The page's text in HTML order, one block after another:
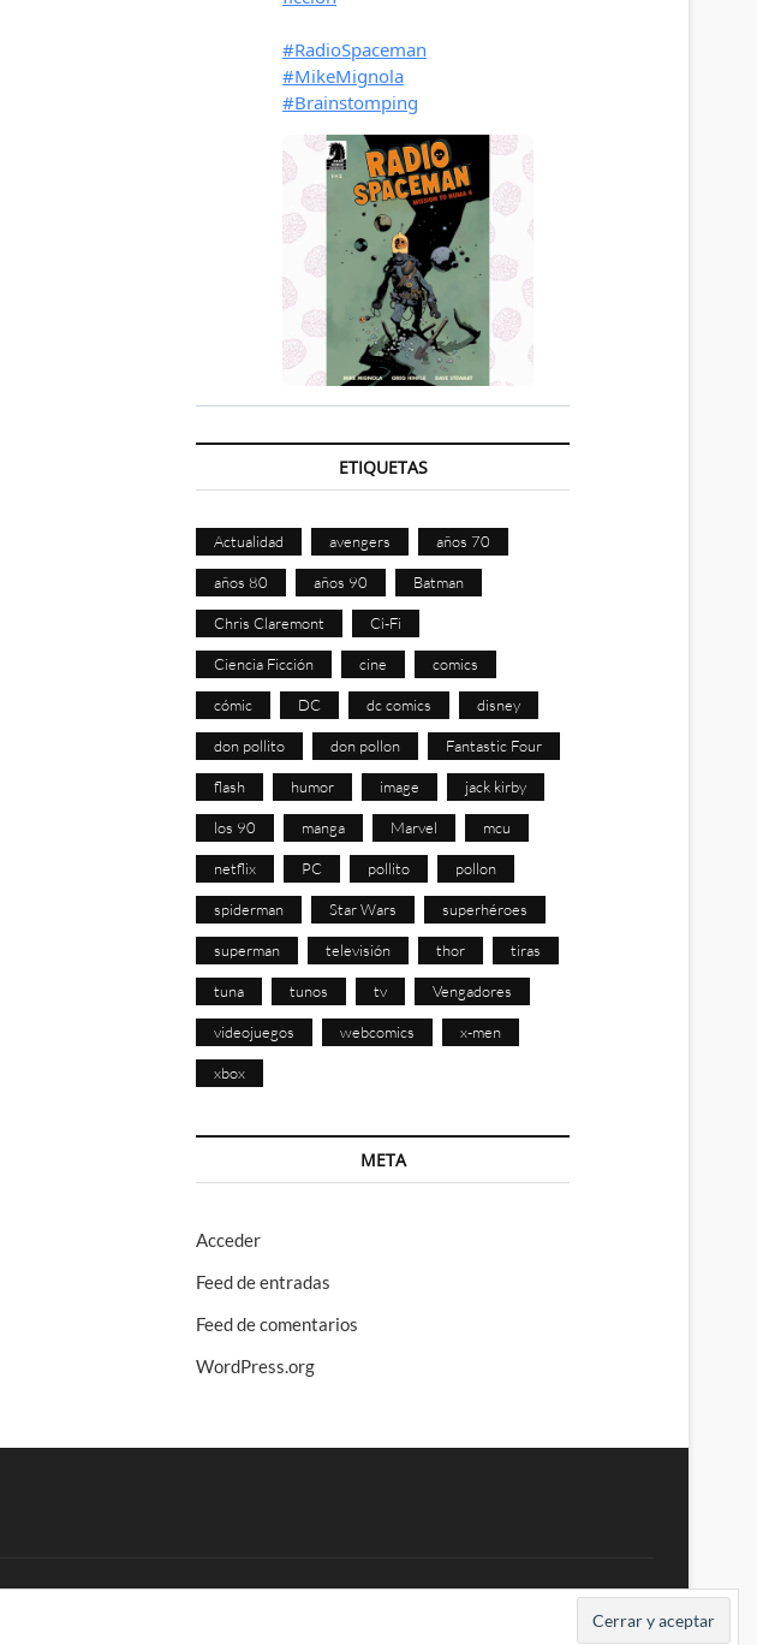
ETIQUETAS
Actualidad avengers años 70
años 80 años 90 Batman
Chris Claremont Ci-Fi
Ciencia Ficción cine comics
cómic DC dc comics disney
don pollito don pollon Fantastic Four
flash humor image jack kirby
los 90 manga Marvel mcu
netflix PC pollito pollon
spiderman Star Wars superhéroes
superman televisión thor tiras
tuna tunos tv Vengadores
videojuegos webcomics x-men
xbox
META
Acceder
Feed de entradas
Feed de comentarios
WordPress.org